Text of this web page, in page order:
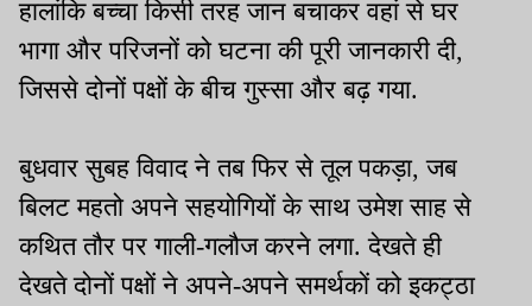
हालांकि बच्चा किसी तरह जान बचाकर वहां से घर
भागा और परिजनों को घटना की पूरी जानकारी दी,
जिससे दोनों पक्षों के बीच गुस्सा और बढ़ गया.
बुधवार सुबह विवाद ने तब फिर से तूल पकड़ा, जब
बिलट महतो अपने सहयोगियों के साथ उमेश साह से
कथित तौर पर गाली-गलौज करने लगा. देखते ही
देखते दोनों पक्षों ने अपने-अपने समर्थकों को इकट्ठा